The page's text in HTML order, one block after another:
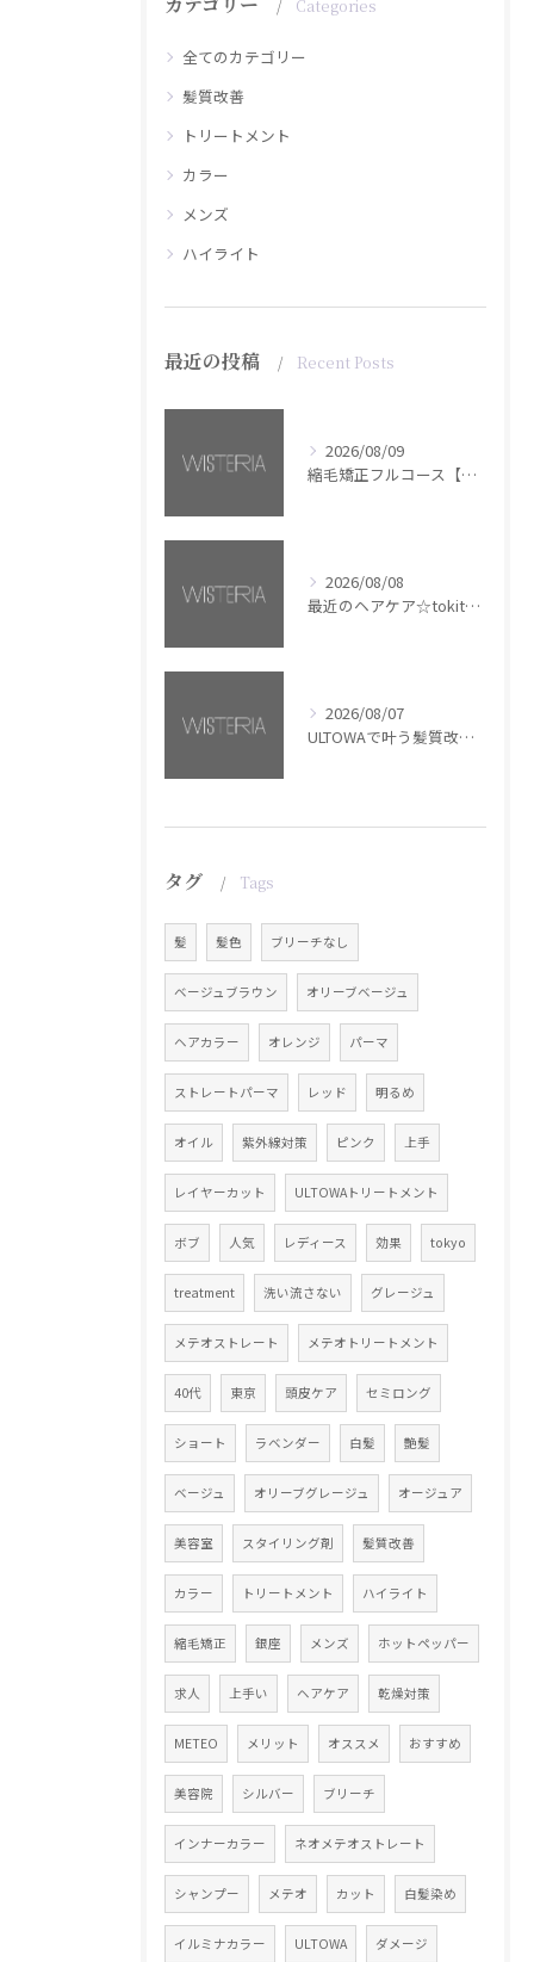
Categories
全てのカテゴリー
髪質改善
トリートメント
カラー
メンズ
ハイライト
最近の投稿 Recent Posts
2026/08/09
縮毛矯正フルコース【銀座・美容室WISTERIA】
2026/08/08
最近のヘアケア☆tokita【銀座・美容室WISTERIA】
2026/08/07
ULTOWAで叶う髪質改善美髪カラー【銀座・美容室WISTERIA】
タグ Tags
髪 髪色 ブリーチなし
ベージュブラウン オリーブベージュ
ヘアカラー オレンジ パーマ
ストレートパーマ レッド 明るめ
オイル 紫外線対策 ピンク 上手
レイヤーカット ULTOWAトリートメント
ボブ 人気 レディース 効果 tokyo
treatment 洗い流さない グレージュ
メテオストレート メテオトリートメント
40代 東京 頭皮ケア セミロング
ショート ラベンダー 白髪 艶髪
ベージュ オリーブグレージュ オージュア
美容室 スタイリング剤 髪質改善
カラー トリートメント ハイライト
縮毛矯正 銀座 メンズ ホットペッパー
求人 上手い ヘアケア 乾燥対策
METEO メリット オススメ おすすめ
美容院 シルバー ブリーチ
インナーカラー ネオメテオストレート
シャンプー メテオ カット 白髪染め
イルミナカラー ULTOWA ダメージ